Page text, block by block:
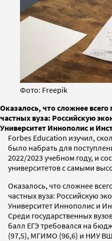
Фото: Freepik
Оказалось, что сложнее
частных вуза: Российскую
Университет Иннополис и
Forbes Education изучил,
было набрать для
2022/2023 учебном году, и
университетов с самыми
Оказалось, что сложнее
частных вуза: Российскую
Университет Иннополис и
Среди государственных
балл ЕГЭ требовался на
(97,5), МГИМО (96,6) и НИУ